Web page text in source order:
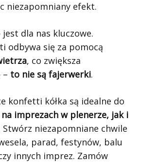
niezapomniany efekt.
dla nas kluczowe.
odbywa się za pomocą
, co zwiększa
– to nie są fajerwerki.
konfetti kółka są idealne do
na imprezach w plenerze, jak i
Stwórz niezapomniane chwile
parad, festynów, balu
innych imprez. Zamów